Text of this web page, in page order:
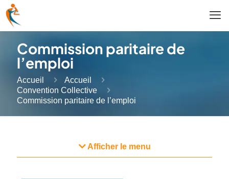
Commission paritaire de
l’emploi
Accueil
Accueil
Convention Collective
Commission paritaire de l’emploi
Afficher le menu